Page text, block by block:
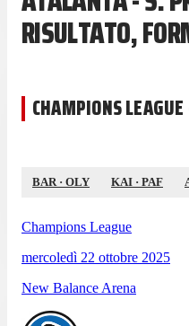
RISULTATO,
CHAMPIONS
BAR· OLY KAI · PAF
Champions League
mercoledì 22 ottobre 2025
New Balance Arena